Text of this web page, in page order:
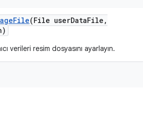
File(File userDataFile ,
verileri resim dosyasını ayarlayın.